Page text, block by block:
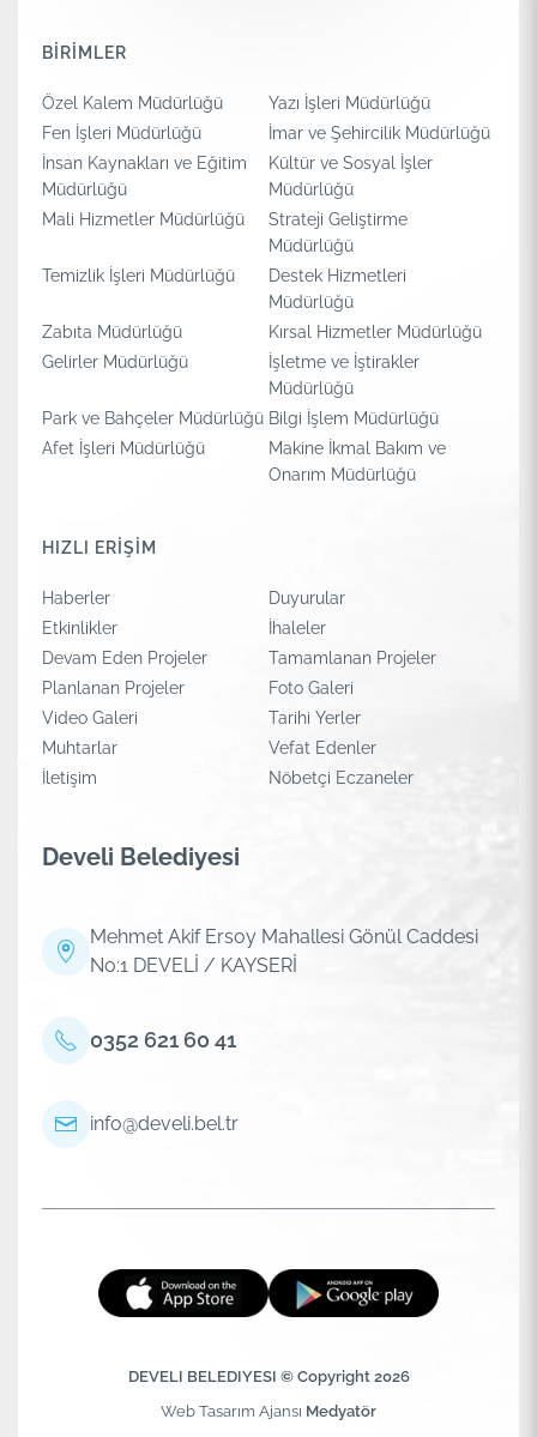
BİRİMLER
Özel Kalem Müdürlüğü
Yazı İşleri Müdürlüğü
Fen İşleri Müdürlüğü
İmar ve Şehircilik Müdürlüğü
İnsan Kaynakları ve Eğitim
Müdürlüğü
Kültür ve Sosyal İşler
Müdürlüğü
Mali Hizmetler Müdürlüğü
Strateji Geliştirme
Müdürlüğü
Temizlik İşleri Müdürlüğü
Destek Hizmetleri
Müdürlüğü
Zabıta Müdürlüğü
Kırsal Hizmetler Müdürlüğü
Gelirler Müdürlüğü
İşletme ve İştirakler
Müdürlüğü
Park ve Bahçeler Müdürlüğü Bilgi İşlem Müdürlüğü
Afet İşleri Müdürlüğü
Makine İkmal Bakım ve
Onarım Müdürlüğü
HIZLI ERİŞİM
Haberler
Duyurular
Etkinlikler
İhaleler
Devam Eden Projeler
Tamamlanan Projeler
Planlanan Projeler
Foto Galeri
Video Galeri
Tarihi Yerler
Muhtarlar
Vefat Edenler
İletişim
Nöbetçi Eczaneler
Develi Belediyesi
Mehmet Akif Ersoy Mahallesi Gönül Caddesi
No:1 DEVELİ / KAYSERİ
0352 621 60 41
info@develi.bel.tr
DEVELI BELEDIYESI © Copyright 2026
Web Tasarım Ajansı Medyatör